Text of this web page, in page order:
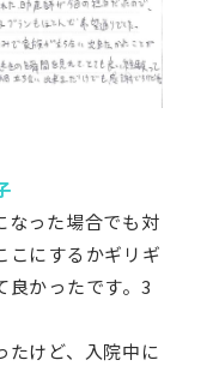
なった場合でも対
こにするかギリギ
良かったです。3
たけど、入院中に